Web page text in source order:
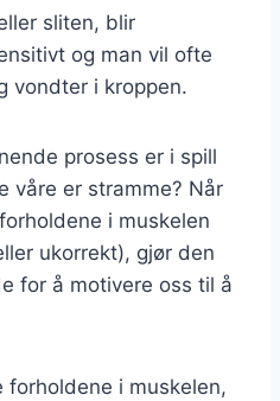
sliten, blir
og man vil ofte
vondter i kroppen.
prosess er i spill
våre er stramme? Når
i muskelen
ukorrekt), gjør den
for å motivere oss til å
forholdene i muskelen,